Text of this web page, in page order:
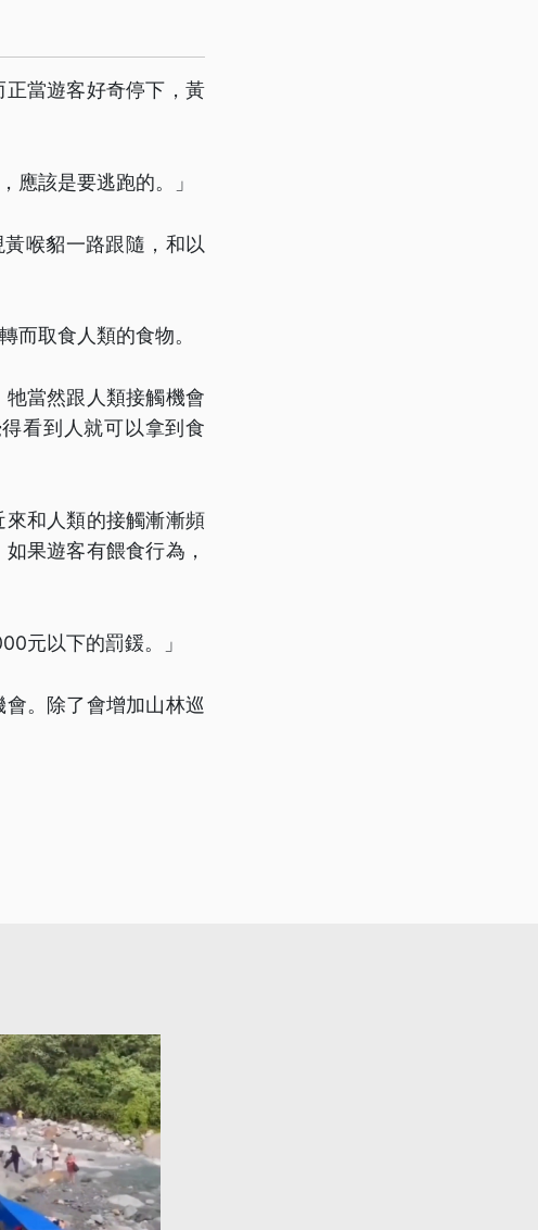
當遊客好奇停下，黃
應該是要逃跑的。」
喉貂一路跟隨，和以
而取食人類的食物。
當然跟人類接觸機會
看到人就可以拿到食
和人類的接觸漸漸頻
果遊客有餵食行為，
元以下的罰鍰。」
。除了會增加山林巡